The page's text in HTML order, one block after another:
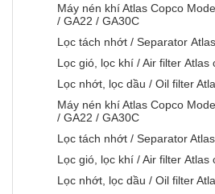
Máy nén khí Atlas Copco
/ GA22 / GA30C
Lọc tách nhớt / Separator
Lọc gió, lọc khí / Air filter
Lọc nhớt, lọc dầu / Oil filter
Máy nén khí Atlas Copco
/ GA22 / GA30C
Lọc tách nhớt / Separator
Lọc gió, lọc khí / Air filter
Lọc nhớt, lọc dầu / Oil filter